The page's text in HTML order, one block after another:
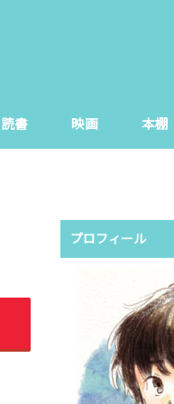
読書 映画 本棚
プロフィール